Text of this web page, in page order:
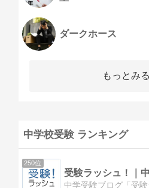
ダークホース
もっとみる
中学校受験 ランキング
250位
受験ラッシュ！｜